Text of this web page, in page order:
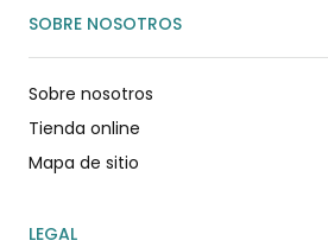
SOBRE NOSOTROS
Sobre nosotros
Tienda online
Mapa de sitio
LEGAL